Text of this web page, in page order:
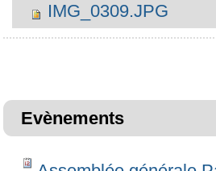
IMG_0309.JPG
Evènements